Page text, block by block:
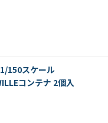
150スケール
コンテナ 2個入